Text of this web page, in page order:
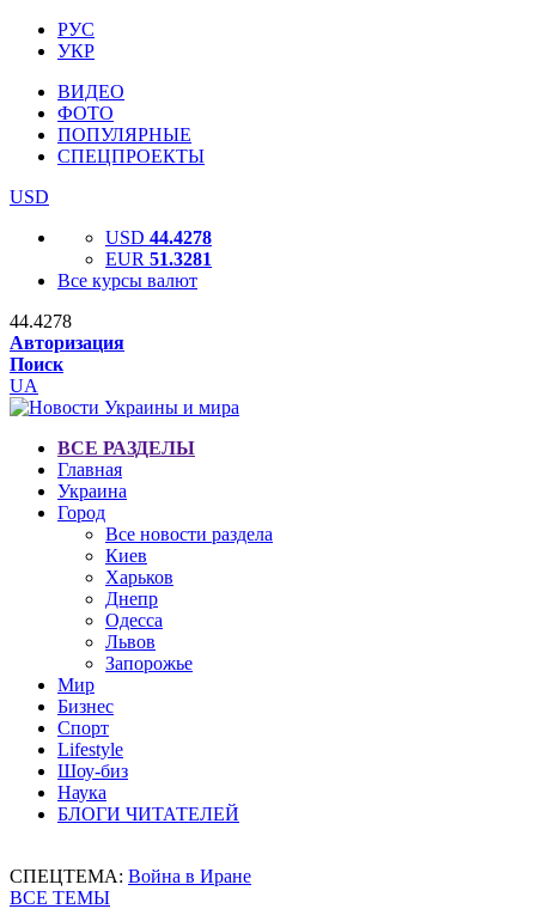
РУС
УКР
ВИДЕО
ФОТО
ПОПУЛЯРНЫЕ
СПЕЦПРОЕКТЫ
USD
USD 44.4278
EUR 51.3281
Все курсы валют
44.4278
Авторизация
Поиск
UA
ВСЕ РАЗДЕЛЫ
Главная
Украина
Город
Все новости раздела
Киев
Харьков
Днепр
Одесса
Львов
Запорожье
Мир
Бизнес
Спорт
Lifestyle
Шоу-биз
Наука
БЛОГИ ЧИТАТЕЛЕЙ
СПЕЦТЕМА: Война в Иране
ВСЕ ТЕМЫ